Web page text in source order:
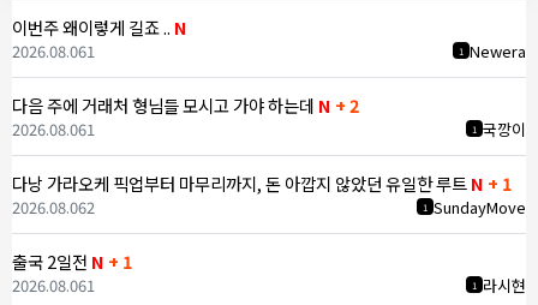
이번주 왜이렇게 길죠 .. N
1 Newera
2026.08.061
다음 주에 거래처 형님들 모시고 가야 하는데 N + 2
1 국깡이
2026.08.061
다낭 가라오케 픽업부터 마무리까지, 돈 아깝지 않았던 유일한 루트N + 1
1 SundayMove
2026.08.062
출국 2일전 N + 1
1 라시현
2026.08.061